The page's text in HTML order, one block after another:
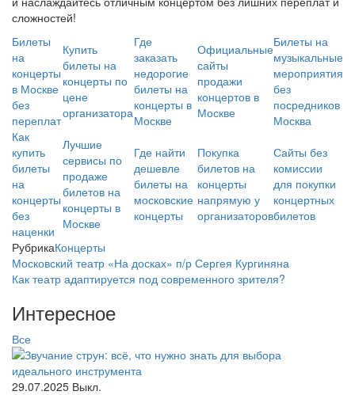
сложностей!
Билеты
на
концерты
в Москве
без
переплат
Купить
билеты на
концерты по
цене
организатора
Где
заказать
недорогие
билеты на
концерты в
Москве
Официальные
сайты
продажи
концертов в
Москве
Билеты на
музыкальные
мероприятия
без
посредников
Москва
Как
купить
билеты
на
концерты
без
наценки
Лучшие
сервисы по
продаже
билетов на
концерты в
Москве
Где найти
дешевле
билеты на
московские
концерты
Покупка
билетов на
концерты
напрямую у
организаторов
Сайты без
комиссии
для покупки
концертных
билетов
РубрикаКонцерты
Московский театр «На досках» п/р Сергея Кургиняна
Как театр адаптируется под современного зрителя?
Интересное
Все
29.07.2025 Выкл.